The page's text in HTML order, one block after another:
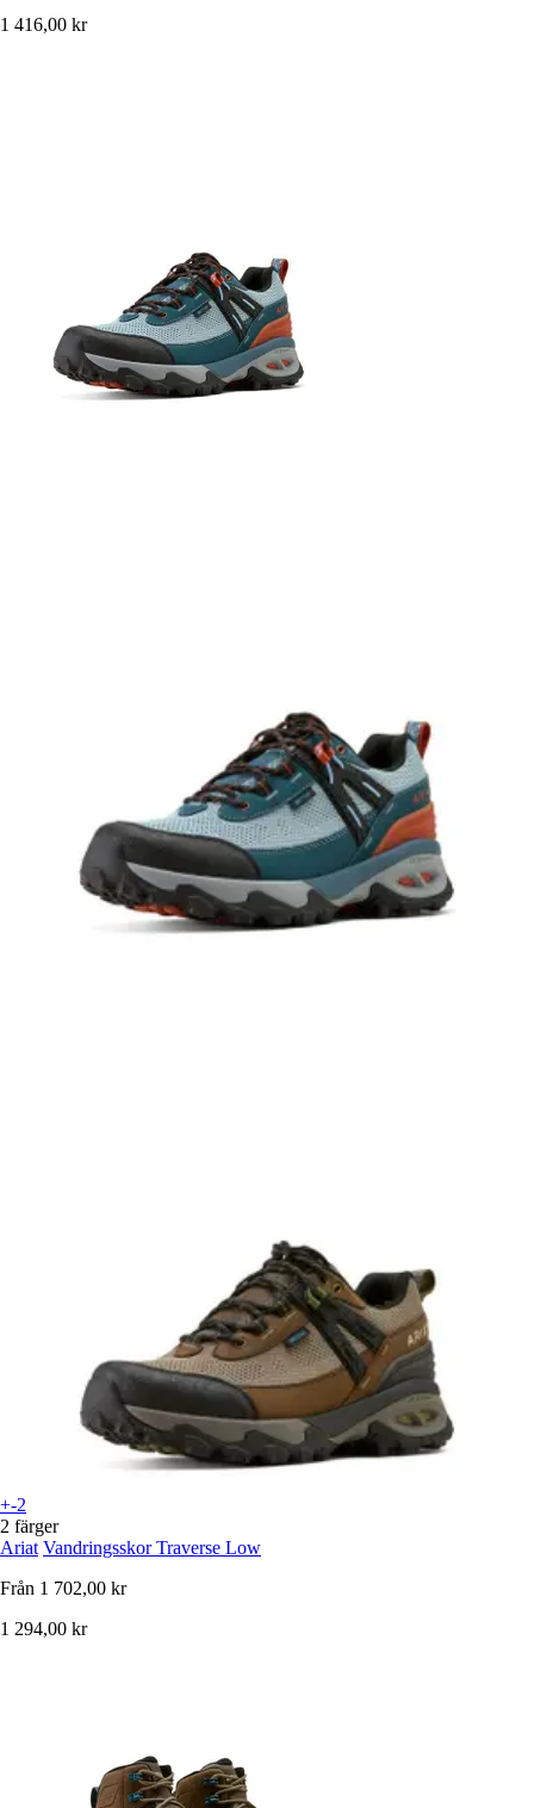
1 416,00 kr
+-2
2 färger
Ariat Vandringsskor Traverse Low
Från 1 702,00 kr
1 294,00 kr